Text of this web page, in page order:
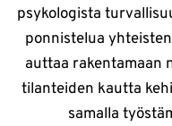
psykologista
ponnistelua
auttaa rakentamaan
tilanteiden kautta
samalla